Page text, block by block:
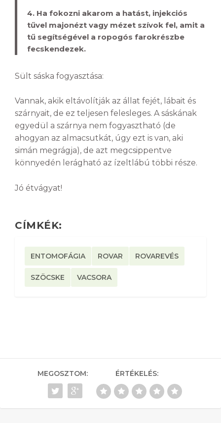
4. Ha fokozni akarom a hatást, injekciós
tűvel majonézt vagy mézet szívok fel, amit a
tű segítségével a ropogós farokrészbe
fecskendezek.
Sült sáska fogyasztása:
Vannak, akik eltávolítják az állat fejét, lábait és
szárnyait, de ez teljesen felesleges. A sáskának
egyedül a szárnya nem fogyasztható (de
ahogyan az almacsutkát, úgy ezt is van, aki
simán megrágja), de azt megcsippentve
könnyedén lerágható az ízeltlábú többi része.
Jó étvágyat!
CÍMKÉK:
ENTOMOFÁGIA ROVAR ROVAREVÉS
SZÖCSKE VACSORA
MEGOSZTOM: ÉRTÉKELÉS: